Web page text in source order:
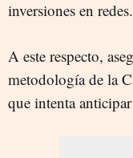
inversiones en redes.
A este respecto,
metodología de la
que intenta